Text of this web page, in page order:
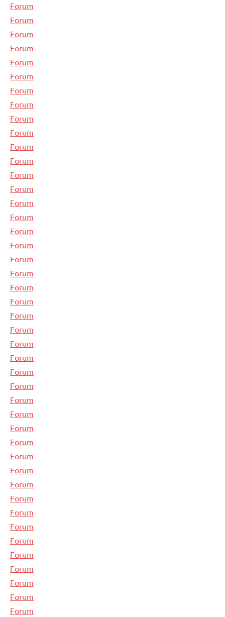
Forum
Forum
Forum
Forum
Forum
Forum
Forum
Forum
Forum
Forum
Forum
Forum
Forum
Forum
Forum
Forum
Forum
Forum
Forum
Forum
Forum
Forum
Forum
Forum
Forum
Forum
Forum
Forum
Forum
Forum
Forum
Forum
Forum
Forum
Forum
Forum
Forum
Forum
Forum
Forum
Forum
Forum
Forum
Forum